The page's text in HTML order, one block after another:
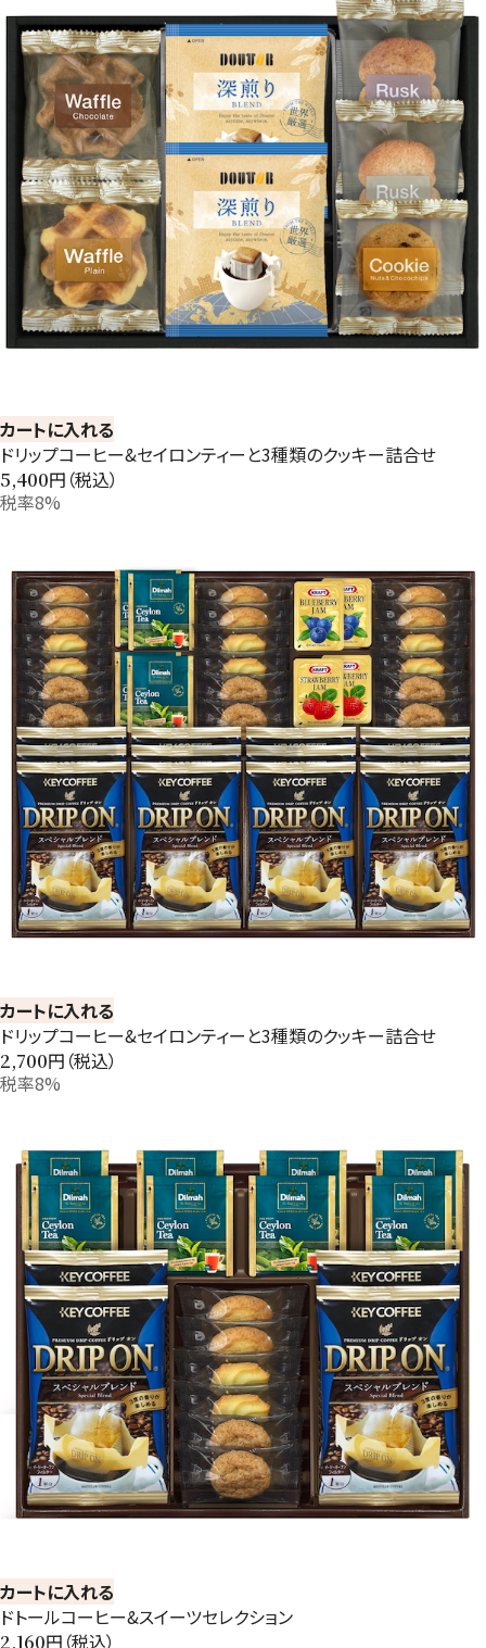
カートに入れる
ドリップコーヒー&セイロンティーと3種類のクッキー詰合せ
5,400円（税込）
税率8%
カートに入れる
ドリップコーヒー&セイロンティーと3種類のクッキー詰合せ
2,700円（税込）
税率8%
カートに入れる
ドトールコーヒー&スイーツセレクション
2,160円（税込）